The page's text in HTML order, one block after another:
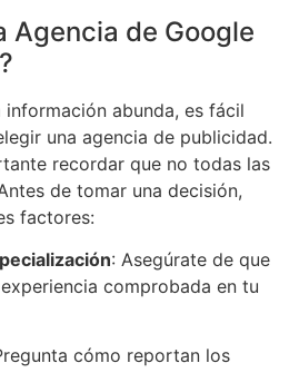
Agencia de Google
información abunda, es fácil
una agencia de publicidad.
recordar que no todas las
de tomar una decisión,
factores:
: Asegúrate de que
comprobada en tu
cómo reportan los